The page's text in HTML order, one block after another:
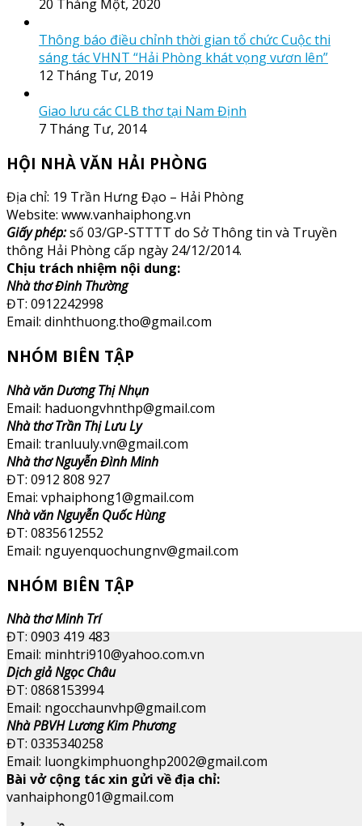
20 Tháng Một, 2020
Thông báo điều chỉnh thời gian tổ chức Cuộc thi
sáng tác VHNT “Hải Phòng khát vọng vươn lên”
12 Tháng Tư, 2019
Giao lưu các CLB thơ tại Nam Định
7 Tháng Tư, 2014
HỘI NHÀ VĂN HẢI PHÒNG
Địa chỉ: 19 Trần Hưng Đạo – Hải Phòng
Website: www.vanhaiphong.vn
Giấy phép:số 03/GP-STTTT do Sở Thông tin và Truyền
thông Hải Phòng cấp ngày 24/12/2014.
Chịu trách nhiệm nội dung:
Nhà thơ Đinh Thường
ĐT: 0912242998
Email: dinhthuong.tho@gmail.com
NHÓM BIÊN TẬP
Nhà văn Dương Thị Nhụn
Email: haduongvhnthp@gmail.com
Nhà thơ Trần Thị Lưu Ly
Email: tranluuly.vn@gmail.com
Nhà thơ Nguyễn Đình Minh
ĐT: 0912 808 927
Emai: vphaiphong1@gmail.com
Nhà văn Nguyễn Quốc Hùng
ĐT: 0835612552
Email: nguyenquochungnv@gmail.com
NHÓM BIÊN TẬP
Nhà thơ Minh Trí
ĐT: 0903 419 483
Email: minhtri910@yahoo.com.vn
Dịch giả Ngọc Châu
ĐT: 0868153994
Email: ngocchaunvhp@gmail.com
Nhà PBVH Lương Kim Phương
ĐT: 0335340258
Email: luongkimphuonghp2002@gmail.com
Bài vở cộng tác xin gửi về địa chỉ:
vanhaiphong01@gmail.com